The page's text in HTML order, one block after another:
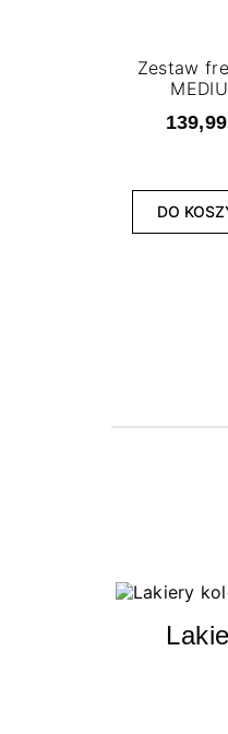
Zestaw
139,99
DO